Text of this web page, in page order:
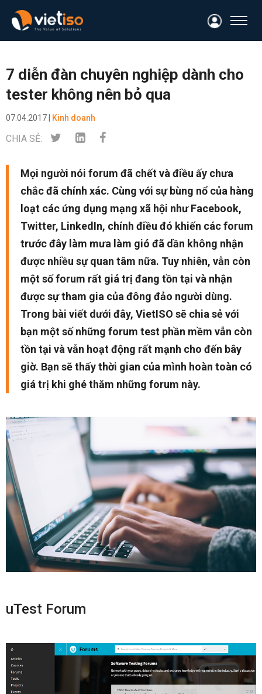
7 diễn đàn chuyên nghiệp dành cho
tester không nên bỏ qua
07.04.2017 | Kinh doanh
CHIA SẺ:
Mọi người nói forum đã chết và điều ấy chưa
chắc đã chính xác. Cùng với sự bùng nổ của hàng
loạt các ứng dụng mạng xã hội như Facebook,
Twitter, LinkedIn, chính điều đó khiến các forum
trước đây làm mưa làm gió đã dần không nhận
được nhiều sự quan tâm nữa. Tuy nhiên, vẫn còn
một số forum rất giá trị đang tồn tại và nhận
được sự tham gia của đông đảo người dùng.
Trong bài viết dưới đây, VietISO sẽ chia sẻ với
bạn một số những forum test phần mềm vẫn còn
tồn tại và vẫn hoạt động rất mạnh cho đến bây
giờ. Bạn sẽ thấy thời gian của mình hoàn toàn có
giá trị khi ghé thăm những forum này.
uTest Forum